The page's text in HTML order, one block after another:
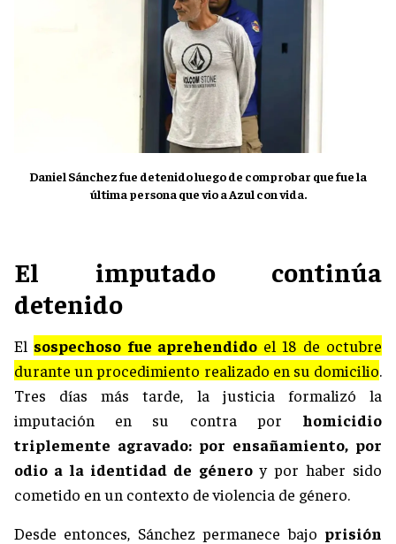
Daniel Sánchez fue detenido luego de comprobar que fue la
última persona que vio a Azul con vida.
El imputado continúa
detenido
El sospechoso fue aprehendidoel 18 de octubre
durante un procedimiento realizado en su domicilio
Tres días más tarde, la justicia formalizó la
imputación en su contra por homicidio
triplemente agravado: por ensañamiento, por
odio a la identidad de géneroy por haber sido
cometido en un contexto de violencia de género.
Desde entonces, Sánchez permanece bajo prisión